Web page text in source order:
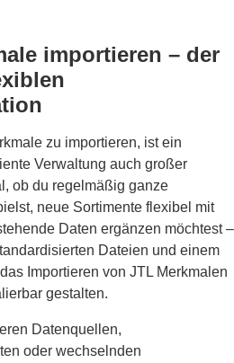
importieren – der
zu importieren, ist ein
Verwaltung auch großer
ob du regelmäßig ganze
neue Sortimente flexibel mit
Daten ergänzen möchtest –
Dateien und einem
Importieren von JTL Merkmalen
gestalten.
Datenquellen,
oder wechselnden